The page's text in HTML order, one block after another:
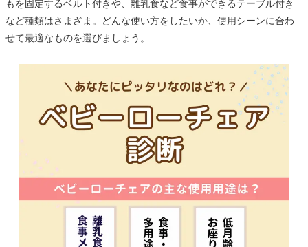
もを固定するベルト付きや、離乳食など食事ができるテーブル付き
など種類はさまざま。どんな使い方をしたいか、使用シーンに合わ
せて最適なものを選びましょう。